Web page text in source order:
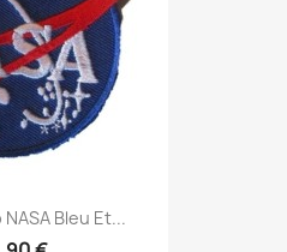
Bleu Et...